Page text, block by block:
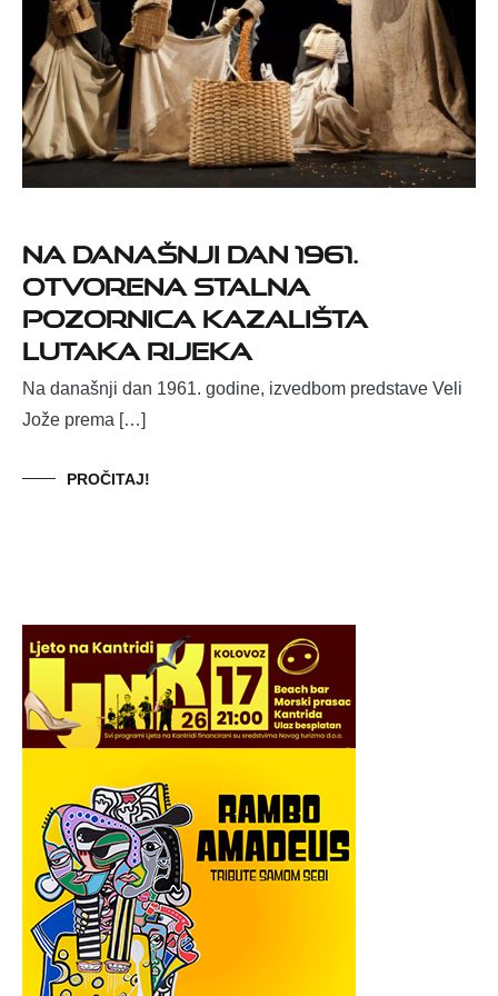
Na današnji dan 1961.
otvorena stalna
pozornica Kazališta
lutaka Rijeka
Na današnji dan 1961. godine, izvedbom predstave Veli
Jože prema […]
PROČITAJ!